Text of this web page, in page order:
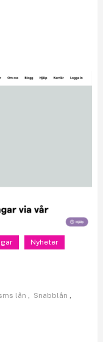
Nyheter
lån , Snabblån ,